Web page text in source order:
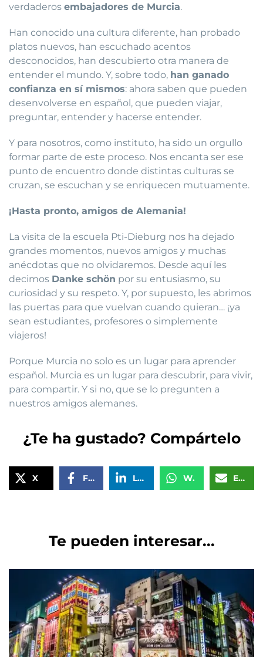
verdaderos embajadores de Murcia.
Han conocido una cultura diferente, han probado
platos nuevos, han escuchado acentos
desconocidos, han descubierto otra manera de
entender el mundo. Y, sobre todo, han ganado
confianza en sí mismos: ahora saben que pueden
desenvolverse en español, que pueden viajar,
preguntar, entender y hacerse entender.
Y para nosotros, como instituto, ha sido un orgullo
formar parte de este proceso. Nos encanta ser ese
punto de encuentro donde distintas culturas se
cruzan, se escuchan y se enriquecen mutuamente.
¡Hasta pronto, amigos de Alemania!
La visita de la escuela Pti-Dieburg nos ha dejado
grandes momentos, nuevos amigos y muchas
anécdotas que no olvidaremos. Desde aquí les
decimos Danke schön por su entusiasmo, su
curiosidad y su respeto. Y, por supuesto, les abrimos
las puertas para que vuelvan cuando quieran… ¡ya
sean estudiantes, profesores o simplemente
viajeros!
Porque Murcia no solo es un lugar para aprender
español. Murcia es un lugar para descubrir, para vivir,
para compartir. Y si no, que se lo pregunten a
nuestros amigos alemanes.
¿Te ha gustado? Compártelo
X Facebook LinkedIn WhatsApp Email
Te pueden interesar...